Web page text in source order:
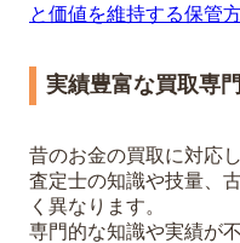
と価値を維持する保管
実績豊富な買取専
昔のお金の買取に対応
査定士の知識や技量、
く異なります。
専門的な知識や実績が